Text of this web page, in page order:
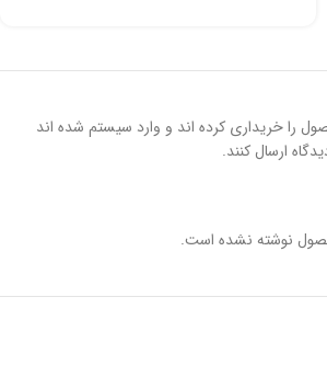
نوشته نشده است.
را خریداری کرده اند و وارد سیستم شده اند
ارسال کنند.